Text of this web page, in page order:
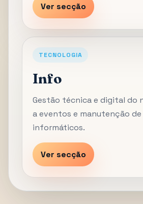
Ver secção
TECNOLOGIA
Info
Gestão técnica e digital do
a eventos e manutenção de
informáticos.
Ver secção